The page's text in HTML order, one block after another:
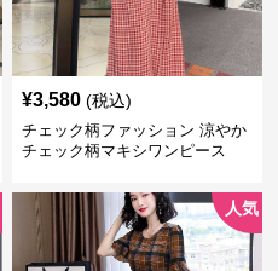
¥3,580 (税込)
チェック柄ファッション 涼やか
チェック柄マキシワンピース
人気